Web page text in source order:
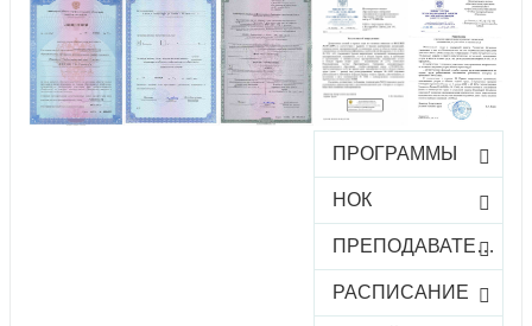
ПРОГРАММЫ
НОК
ПРЕПОДАВАТЕЛИ
РАСПИСАНИЕ